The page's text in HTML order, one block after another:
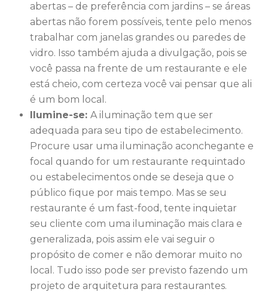
abertas – de preferência com jardins – se áreas
abertas não forem possíveis, tente pelo menos
trabalhar com janelas grandes ou paredes de
vidro. Isso também ajuda a divulgação, pois se
você passa na frente de um restaurante e ele
está cheio, com certeza você vai pensar que ali
é um bom local.
Ilumine-se: A iluminação tem que ser
adequada para seu tipo de estabelecimento.
Procure usar uma iluminação aconchegante e
focal quando for um restaurante requintado
ou estabelecimentos onde se deseja que o
público fique por mais tempo. Mas se seu
restaurante é um fast-food, tente inquietar
seu cliente com uma iluminação mais clara e
generalizada, pois assim ele vai seguir o
propósito de comer e não demorar muito no
local. Tudo isso pode ser previsto fazendo um
projeto de arquitetura para restaurantes.